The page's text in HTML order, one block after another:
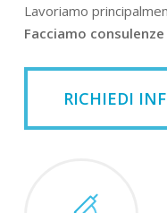
Lavoriamo
Facciamo
RICHIEDI